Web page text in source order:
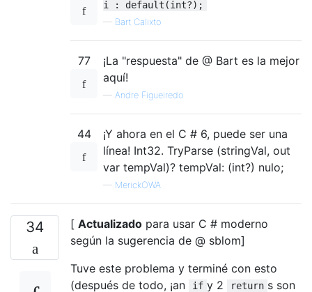
i : default(int?);
— Bart Calixto
77
¡La "respuesta" de @ Bart es la mejor
aquí!
— Andre Figueiredo
44
¡Y ahora en el C # 6, puede ser una
línea! Int32. TryParse (stringVal, out
var tempVal)? tempVal: (int?) nulo;
— MerickOWA
34 [ Actualizado para usar C # moderno
según la sugerencia de @ sblom]
Tuve este problema y terminé con esto
(después de todo, ¡an
if y 2 return s son